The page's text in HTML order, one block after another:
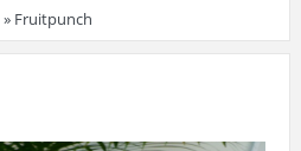
» Fruitpunch